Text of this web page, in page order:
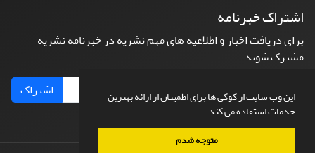
این وب سایت از کوکی ها برای اطمینان از ارائه بهترین
خدمات استفاده می کند.
متوجه شدم
اشتراک خبرنامه
برای دریافت اخبار و اطلاعیه های مهم نشریه در خبرنامه نشریه
مشترک شوید.
اشتراک